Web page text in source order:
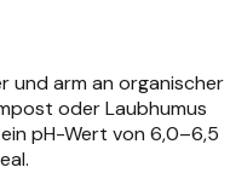
und arm an organischer
oder Laubhumus
pH-Wert von 6,0–6,5